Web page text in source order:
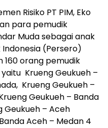
Risiko PT PIM, Eko
para pemudik
Muda sebagai anak
Indonesia (Persero)
orang pemudik
Krueng Geukueh –
Krueng Geukueh –
Geukueh – Banda
Geukueh – Aceh
Aceh – Medan 4